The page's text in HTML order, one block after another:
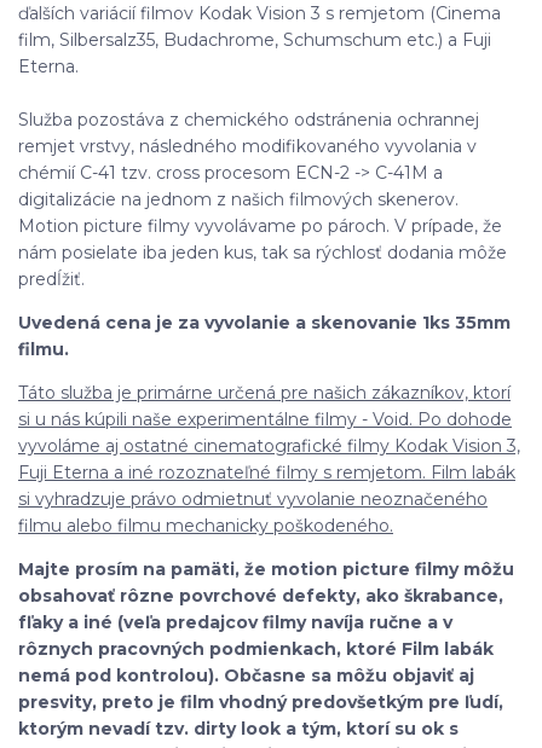
ďalších variácií filmov Kodak Vision 3 s remjetom (Cinema
film, Silbersalz35, Budachrome, Schumschum etc.) a Fuji
Eterna.
Služba pozostáva z chemického odstránenia ochrannej
remjet vrstvy, následného modifikovaného vyvolania v
chémií C-41 tzv. cross procesom ECN-2 -> C-41M a
digitalizácie na jednom z našich filmových skenerov.
Motion picture filmy vyvolávame po pároch. V prípade, že
nám posielate iba jeden kus, tak sa rýchlosť dodania môže
predĺžiť.
Uvedená cena je za vyvolanie a skenovanie 1ks 35mm
filmu.
Táto služba je primárne určená pre našich zákazníkov, ktorí
si u nás kúpili naše experimentálne filmy - Void. Po dohode
vyvoláme aj ostatné cinematografické filmy Kodak Vision 3,
Fuji Eterna a iné rozoznateľné filmy s remjetom. Film labák
si vyhradzuje právo odmietnuť vyvolanie neoznačeného
filmu alebo filmu mechanicky poškodeného.
Majte prosím na pamäti, že motion picture filmy môžu
obsahovať rôzne povrchové defekty, ako škrabance,
fľaky a iné (veľa predajcov filmy navíja ručne a v
rôznych pracovných podmienkach, ktoré Film labák
nemá pod kontrolou). Občasne sa môžu objaviť aj
presvity, preto je film vhodný predovšetkým pre ľudí,
ktorým nevadí tzv. dirty look a tým, ktorí su ok s